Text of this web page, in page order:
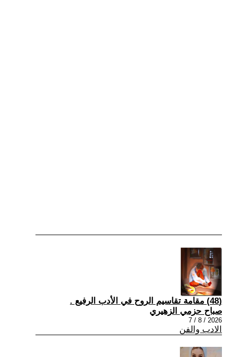
(48) مقامة تقاسيم الروح في الأدب الرفيع .
صباح حزمي الزهيري
2026 / 8 / 7
الادب والفن